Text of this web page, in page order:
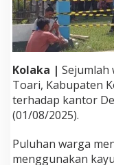
Kolaka | Sejumlah
Toari, Kabupaten
terhadap kantor
(01/08/2025).
Puluhan warga
menggunakan